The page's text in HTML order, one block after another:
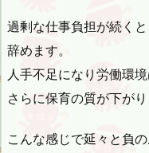
過剰な仕事負担が続く
辞めます。
人手不足になり労働環
さらに保育の質が下がり
こんな感じで延々と負